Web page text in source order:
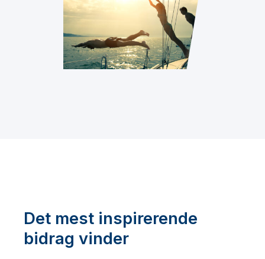
Det mest inspirerende
bidrag vinder